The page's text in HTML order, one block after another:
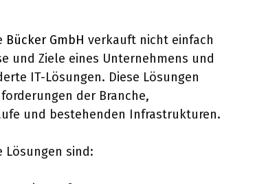
Bücker GmbH verkauft nicht einfach
und Ziele eines Unternehmens und
IT-Lösungen. Diese Lösungen
der Branche,
und bestehenden Infrastrukturen.
Lösungen sind: